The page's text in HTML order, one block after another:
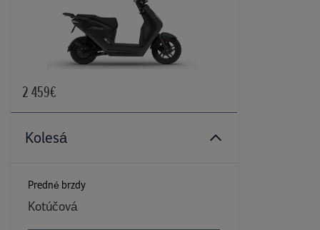
2 459€
Kolesá
Predné brzdy
Kotúčová